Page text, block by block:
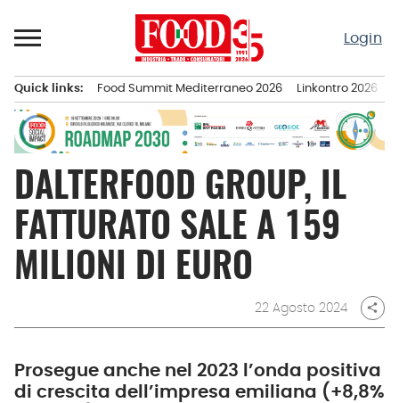
al
Login
principale
Quick links: Food Summit Mediterraneo 2026 Linkontro 2026
DALTERFOOD GROUP, IL
FATTURATO SALE A 159
MILIONI DI EURO
22 Agosto 2024 share
Prosegue anche nel 2023 l’onda positiva
di crescita dell’impresa emiliana (+8,8%